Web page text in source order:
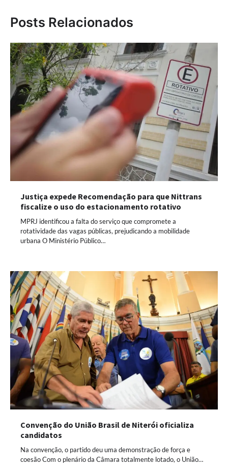
Posts Relacionados
Justiça expede Recomendação para que Nittrans
fiscalize o uso do estacionamento rotativo
MPRJ identificou a falta do serviço que compromete a
rotatividade das vagas públicas, prejudicando a mobilidade
urbana O Ministério Público…
Convenção do União Brasil de Niterói oficializa
candidatos
Na convenção, o partido deu uma demonstração de força e
coesão Com o plenário da Câmara totalmente lotado, o União…